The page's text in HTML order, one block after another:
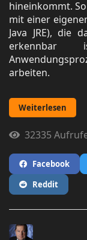
hineinkommt.
mit einer
Java JRE), die
arbeiten.
Weiterlesen
32335
Facebook
Reddit